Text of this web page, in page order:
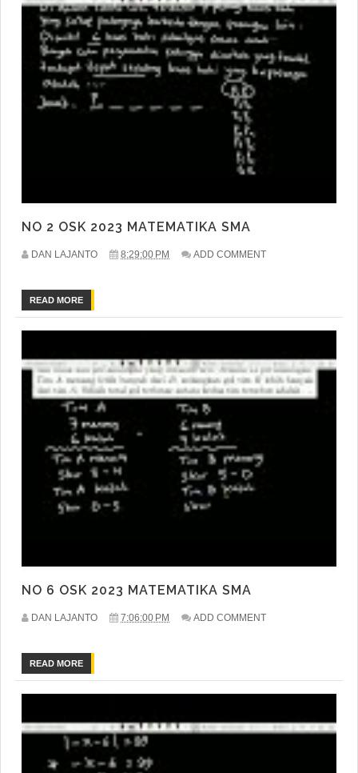
NO 2 OSK 2023 MATEMATIKA SMA
DAN LAJANTO 8:29:00 PM ADD COMMENT
READ MORE
NO 6 OSK 2023 MATEMATIKA SMA
DAN LAJANTO 7:06:00 PM ADD COMMENT
READ MORE